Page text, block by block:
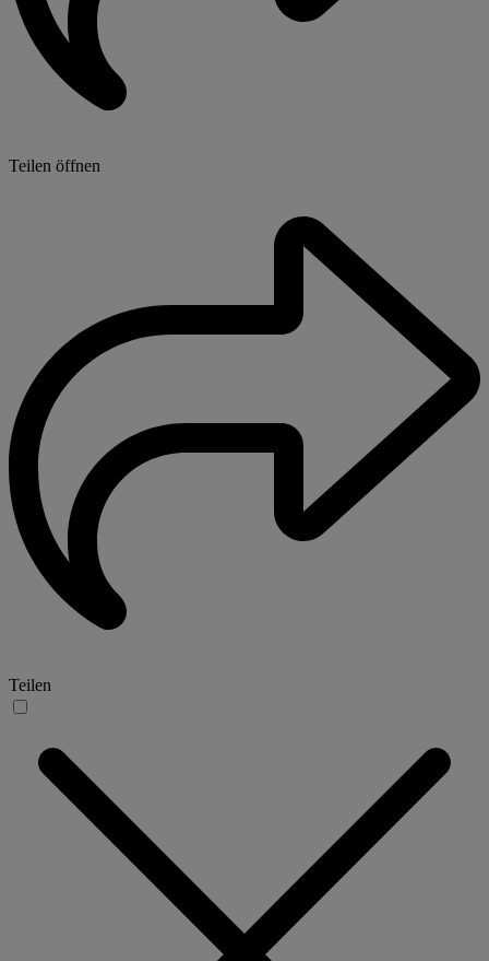
Teilen öffnen
Teilen